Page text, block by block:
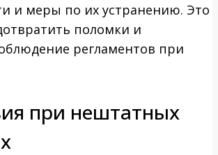
и меры по их устранению. Это
поломки и
регламентов при
при нештатных